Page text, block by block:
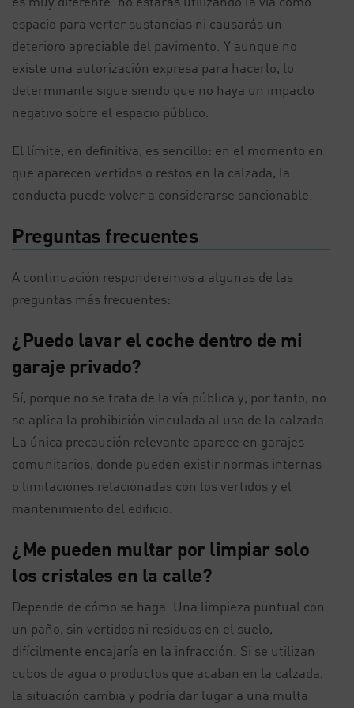
espacio para verter sustancias ni causarás un
deterioro apreciable del pavimento. Y aunque no
existe una autorización expresa para hacerlo, lo
determinante sigue siendo que no haya un impacto
negativo sobre el espacio público.
El límite, en definitiva, es sencillo: en el momento en
que aparecen vertidos o restos en la calzada, la
conducta puede volver a considerarse sancionable.
Preguntas frecuentes
A continuación responderemos a algunas de las
preguntas más frecuentes:
¿Puedo lavar el coche dentro de mi
garaje privado?
Sí, porque no se trata de la vía pública y, por tanto, no
se aplica la prohibición vinculada al uso de la calzada.
La única precaución relevante aparece en garajes
comunitarios, donde pueden existir normas internas
o limitaciones relacionadas con los vertidos y el
mantenimiento del edificio.
¿Me pueden multar por limpiar solo
los cristales en la calle?
Depende de cómo se haga. Una limpieza puntual con
un paño, sin vertidos ni residuos en el suelo,
difícilmente encajaría en la infracción. Si se utilizan
cubos de agua o productos que acaban en la calzada,
la situación cambia y podría dar lugar a una multa